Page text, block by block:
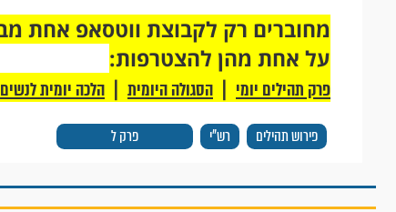
פירוש תהילים רש"י פרק ל
על אחת מהן להצטרפות:
פרק תהילים יומי | הסגולה היומית | הלכה יומית לנשים